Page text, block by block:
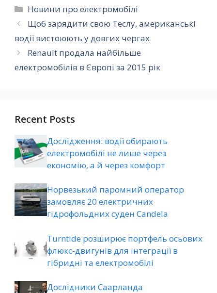
Категорії
Новини про електромобілі
Щоб зарядити свою Теслу, американські
водії вистоюють у довгих чергах
Renault продала найбільше
електромобілів в Європі за 2015 рік
Recent Posts
Дослідження: водії обирають
електромобілі не лише через
економію, а й через комфорт
Норвезький паромний оператор
замовляє 20 електричних
гідрофольдних суден Candela
Turntide розширює портфель осьових
флюкс-двигунів для інтеграції в
гібридні та електромобілі
Дослідники Саарланда